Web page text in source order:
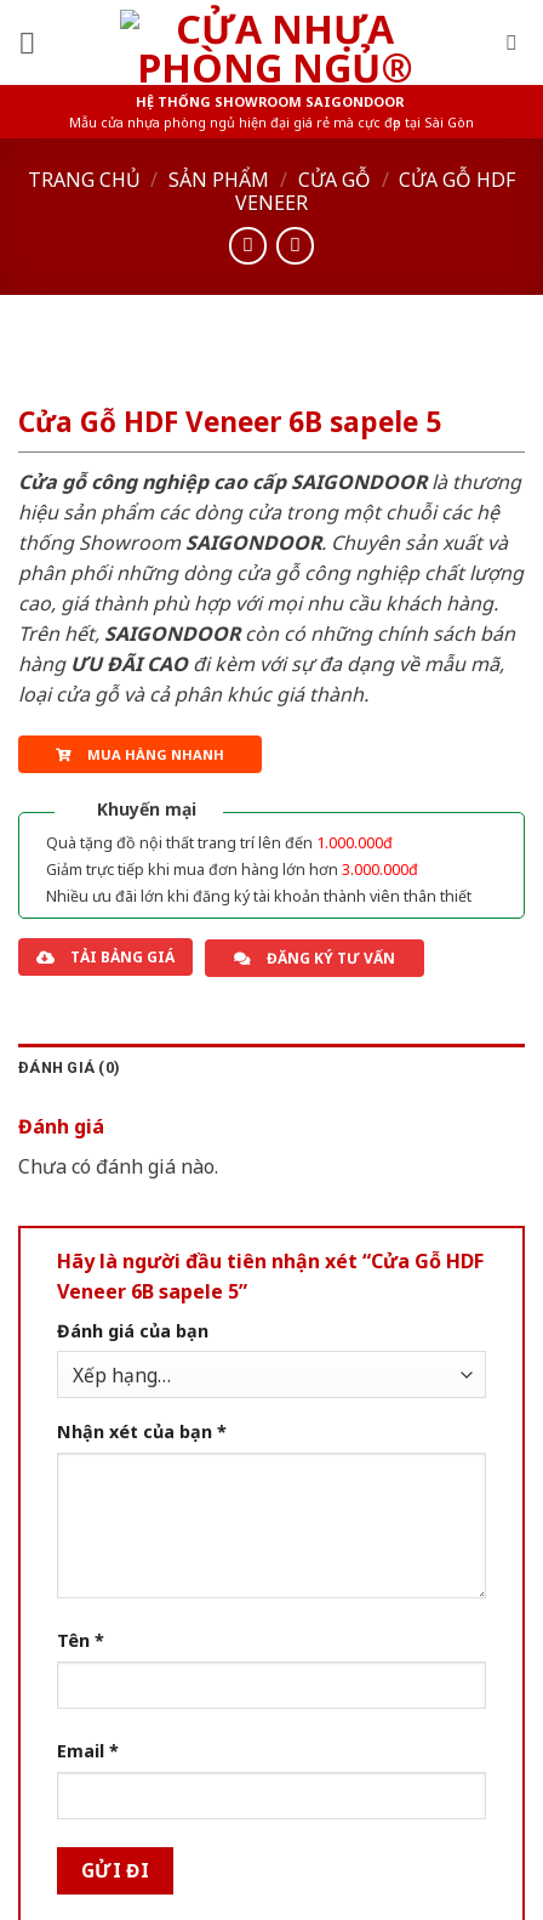
HỆ THỐNG SHOWROOM SAIGONDOOR
Mẫu cửa nhựa phòng ngủ hiện đại giá rẻ mà cực đẹp tại Sài Gòn
TRANG CHỦ / SẢN PHẨM / CỬA GỖ / CỬA GỖ HDF
VENEER
Cửa Gỗ HDF Veneer 6B sapele 5
Cửa gỗ công nghiệp cao cấp SAIGONDOORlà thương
hiệu sản phẩm các dòng cửa trong một chuỗi các hệ
thống ShowroomSAIGONDOOR. Chuyên sản xuất và
phân phối những dòng cửa gỗ công nghiệp chất lượng
cao, giá thành phù hợp với mọi nhu cầu khách hàng.
Trên hết, SAIGONDOORcòn có những chính sách bán
hàng ƯU ĐÃI CAOđi kèm với sự đa dạng về mẫu mã,
loại cửa gỗ và cả phân khúc giá thành.
MUA HÀNG NHANH
Khuyến mại
Quà tặng đồ nội thất trang trí lên đến 1.000.000đ
Giảm trực tiếp khi mua đơn hàng lớn hơn 3.000.000đ
Nhiều ưu đãi lớn khi đăng ký tài khoản thành viên thân thiết
TẢI BẢNG GIÁ ĐĂNG KÝ TƯ VẤN
ĐÁNH GIÁ (0)
Đánh giá
Chưa có đánh giá nào.
Hãy là người đầu tiên nhận xét “Cửa Gỗ HDF
Veneer 6B sapele 5”
Đánh giá của bạn
Nhận xét của bạn *
Tên *
Email *